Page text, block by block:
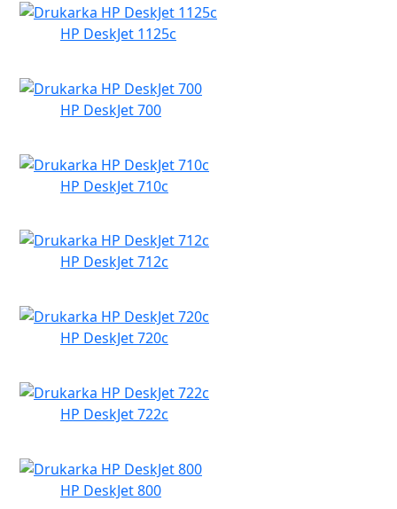
HP DeskJet 1125c
HP DeskJet 700
HP DeskJet 710c
HP DeskJet 712c
HP DeskJet 720c
HP DeskJet 722c
HP DeskJet 800